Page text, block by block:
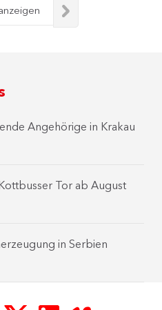
Angehörige in Krakau
Tor ab August
in Serbien